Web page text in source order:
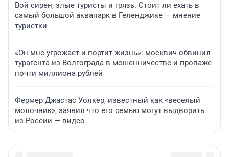
Вой сирен, злые туристы и грязь. Стоит ли ехать в
самый большой аквапарк в Геленджике — мнение
туристки
«Он мне угрожает и портит жизнь»: москвич обвинил
турагента из Волгограда в мошенничестве и пропаже
почти миллиона рублей
Фермер Джастас Уолкер, известный как «веселый
молочник», заявил что его семью могут выдворить
из России — видео